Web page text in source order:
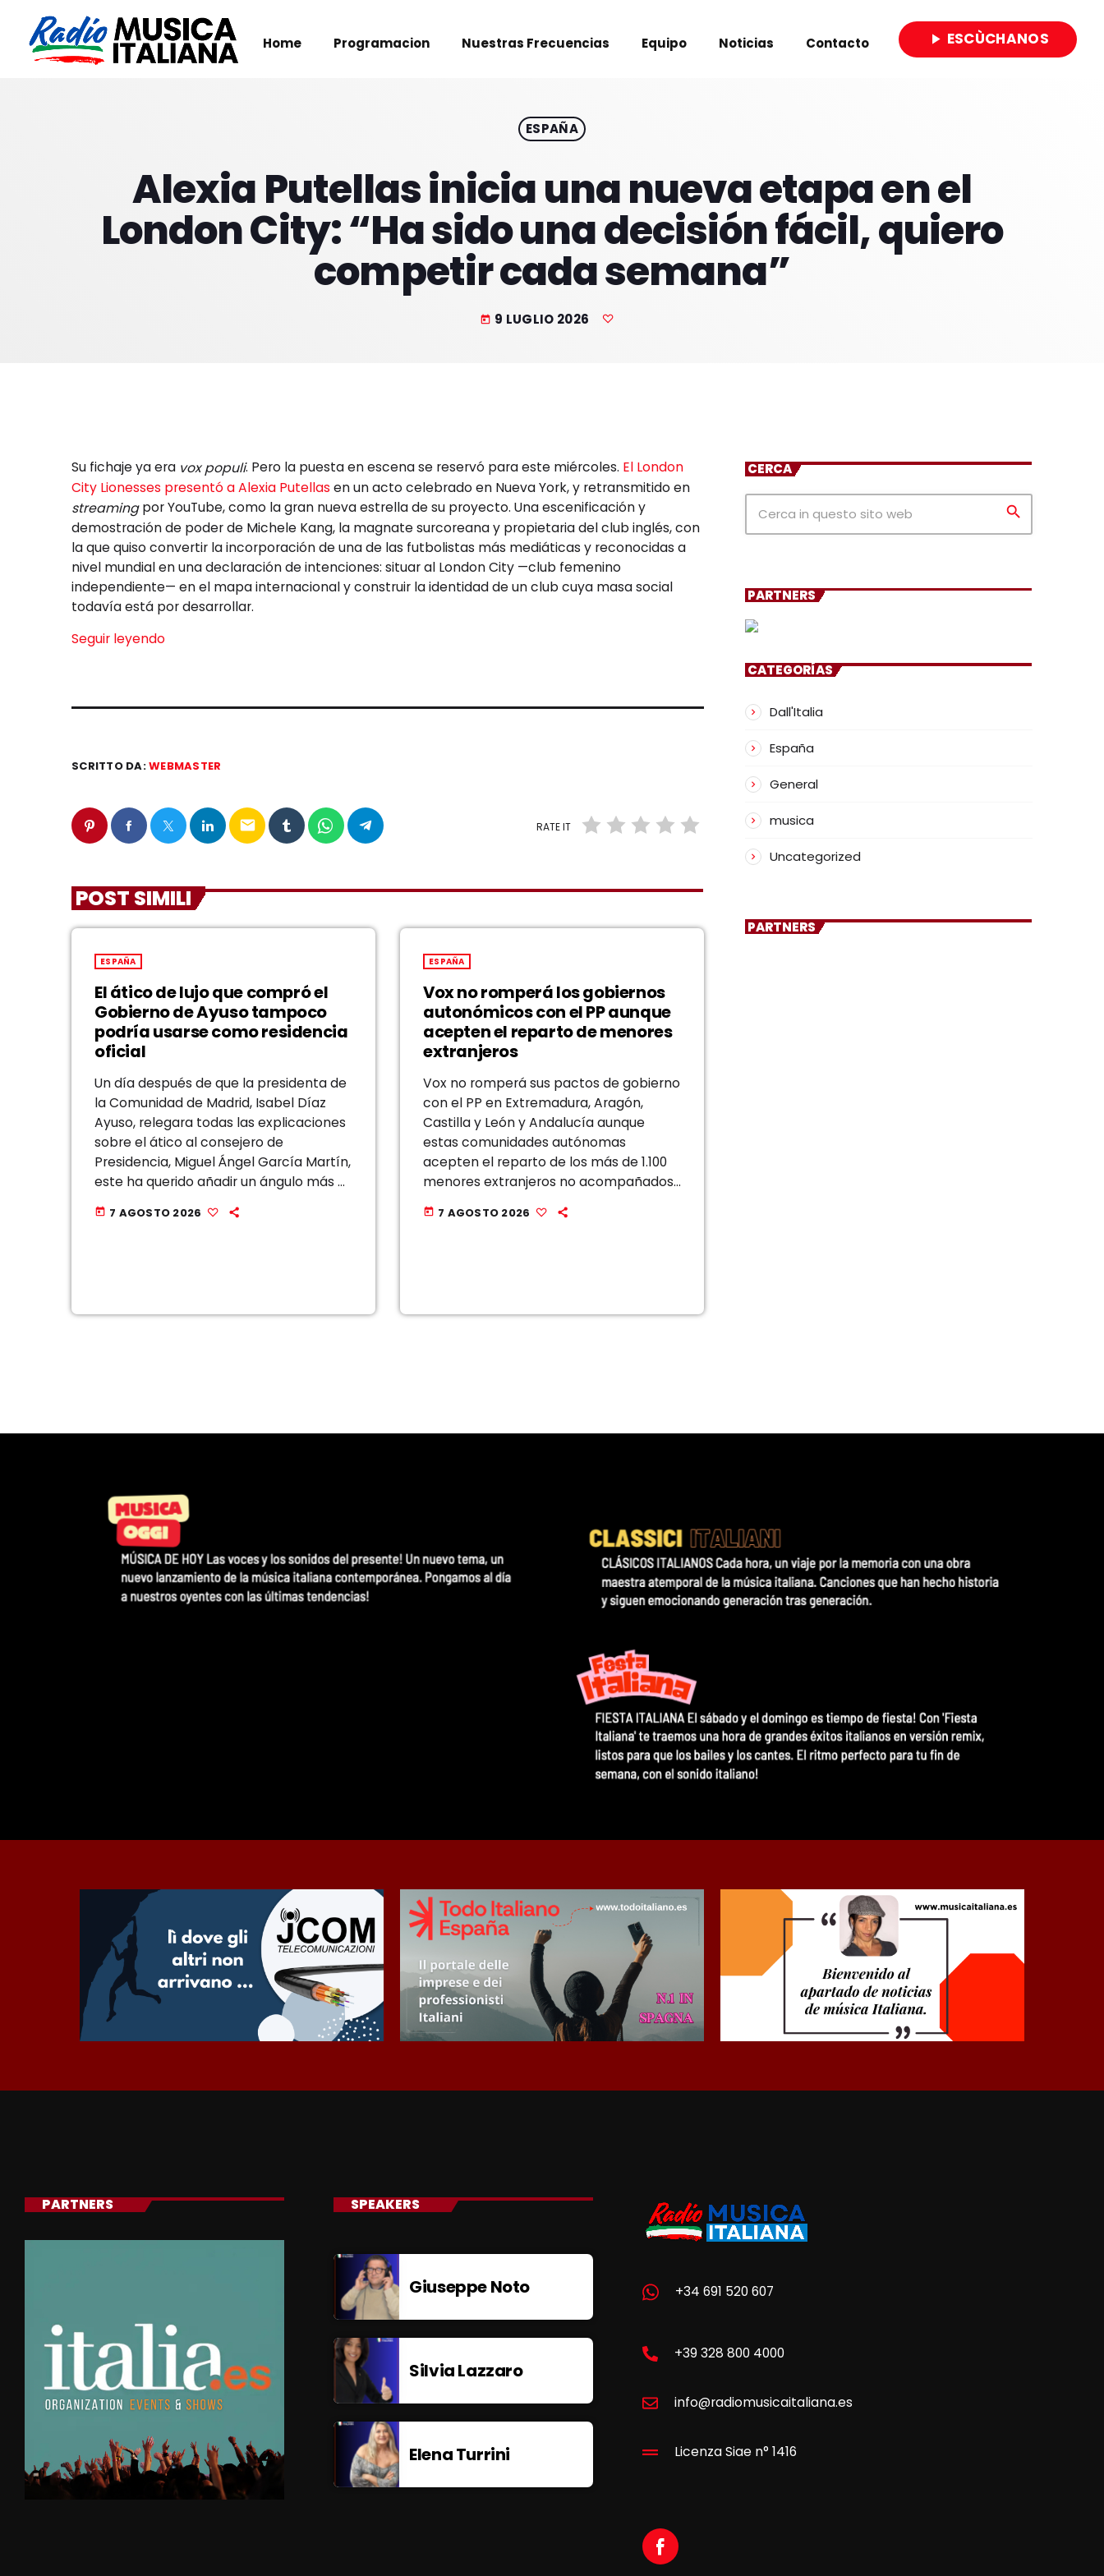
Home Programacion Nuestras Frecuencias Equipo Noticias Contacto play_arrow ESCÙCHANOS
ESPAÑA
Alexia Putellas inicia una nueva etapa en el
London City: “Ha sido una decisión fácil, quiero
competir cada semana”
today 9 LUGLIO 2026
Su fichaje ya era vox populi. Pero la puesta en escena se reservó para este miércoles. El London
City Lionesses presentó a Alexia Putellas en un acto celebrado en Nueva York, y retransmitido en
streamingpor YouTube, como la gran nueva estrella de su proyecto. Una escenificación y
demostración de poder de Michele Kang, la magnate surcoreana y propietaria del club inglés, con
la que quiso convertir la incorporación de una de las futbolistas más mediáticas y reconocidas a
nivel mundial en una declaración de intenciones: situar al London City —club femenino
independiente— en el mapa internacional y construir la identidad de un club cuya masa social
todavía está por desarrollar.
Seguir leyendo
SCRITTO DA:WEBMASTER
email RATE IT
POST SIMILI
ESPAÑA
El ático de lujo que compró el
Gobierno de Ayuso tampoco
podría usarse como residencia
oficial
Un día después de que la presidenta de
la Comunidad de Madrid, Isabel Díaz
Ayuso, relegara todas las explicaciones
sobre el ático al consejero de
Presidencia, Miguel Ángel García Martín,
este ha querido añadir un ángulo más a
juicio, se está pasando por […]
today 7 AGOSTO 2026
ESPAÑA
Vox no romperá los gobiernos
autonómicos con el PP aunque
acepten el reparto de menores
extranjeros
Vox no romperá sus pactos de gobierno
con el PP en Extremadura, Aragón,
Castilla y León y Andalucía aunque
estas comunidades autónomas
acepten el reparto de los más de 1.100
menores extranjeros no acompañados
creces la capacidad de acogida de la
today 7 AGOSTO 2026
CERCA
search
PARTNERS
CATEGORÍAS
Dall'Italia
España
General
musica
Uncategorized
PARTNERS
PARTNERS SPEAKERS
Giuseppe Noto
Silvia Lazzaro
Elena Turrini
+34 691 520 607
+39 328 800 4000
info@radiomusicaitaliana.es
Licenza Siae n° 1416